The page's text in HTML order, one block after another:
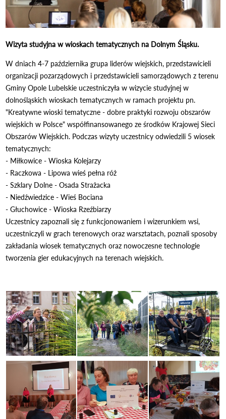
Wizyta studyjna w wioskach tematycznych na Dolnym Śląsku.
W dniach 4-7 października grupa liderów wiejskich, przedstawicieli
organizacji pozarządowych i przedstawicieli samorządowych z terenu
Gminy Opole Lubelskie uczestniczyła w wizycie studyjnej w
dolnośląskich wioskach tematycznych w ramach projektu pn.
"Kreatywne wioski tematyczne - dobre praktyki rozwoju obszarów
wiejskich w Polsce" współfinansowanego ze środków Krajowej Sieci
Obszarów Wiejskich. Podczas wizyty uczestnicy odwiedzili 5 wiosek
tematycznych:
- Miłkowice - Wioska Kolejarzy
- Raczkowa - Lipowa wieś pełna róż
- Szklary Dolne - Osada Strażacka
- Niedźwiedzice - Wieś Bociana
- Głuchowice - Wioska Rzeźbiarzy
Uczestnicy zapoznali się z funkcjonowaniem i wizerunkiem wsi,
uczestniczyli w grach terenowych oraz warsztatach, poznali sposoby
zakładania wiosek tematycznych oraz nowoczesne technologie
tworzenia gier edukacyjnych na terenach wiejskich.